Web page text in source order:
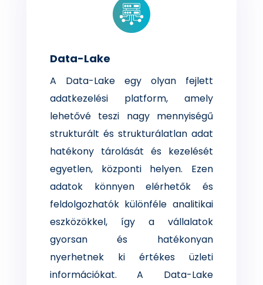
Data-Lake
A Data-Lake egy olyan fejlett
adatkezelési platform, amely
lehetővé teszi nagy mennyiségű
strukturált és strukturálatlan adat
hatékony tárolását és kezelését
egyetlen, központi helyen. Ezen
adatok könnyen elérhetők és
feldolgozhatók különféle analitikai
eszközökkel, így a vállalatok
gyorsan és hatékonyan
nyerhetnek ki értékes üzleti
információkat. A Data-Lake